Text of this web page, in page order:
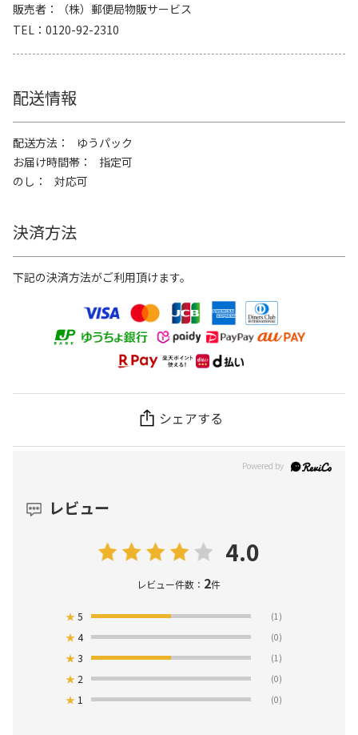
販売者
（株）郵便局物販サービス
TEL
0120-92-2310
配送情報
配送方法
ゆうパック
お届け時間帯
指定可
のし
対応可
決済方法
下記の決済方法がご利用頂けます。
シェアする
レビュー
4.0
レビュー件数： 2件
★5 (1)
★4 (0)
★3 (1)
★ 2 (0)
★ 1 (0)